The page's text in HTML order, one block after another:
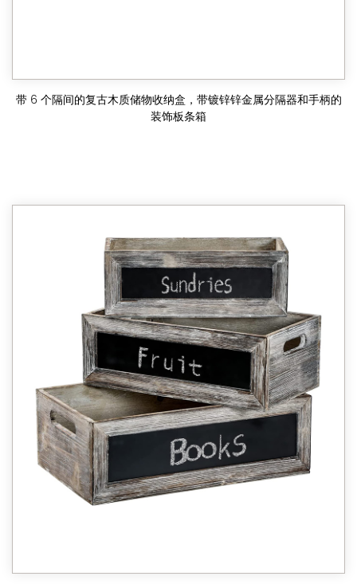
带 6 个隔间的复古木质储物收纳盒，带镀锌锌金属分隔器和手柄的
装饰板条箱